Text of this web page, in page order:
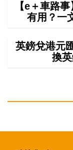
【e＋車路
有用？一
英鎊兌港元
換